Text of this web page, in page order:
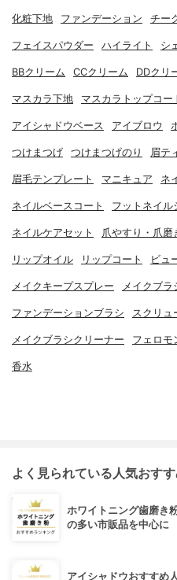
化粧下地 ファンデーション チー
フェイスパウダー ハイライト シ
BBクリーム CCクリーム DDクリ
マスカラ下地 マスカラトップコー
アイシャドウベース アイブロウ
つけまつげ つけまつげのり 眉テ
眉毛テンプレート マニキュア ネ
ネイルベースコート フットネイル
ネイルケアセット 爪やすり・爪磨
リップオイル リップコート ビュ
メイクキープスプレー メイクブラ
ファンデーションブラシ スクリュ
メイクブラシクリーナー フェロモ
香水
よく見られている人気おす
ホワイトニング歯磨き
の多い市販品を中心に
アイシャドウおすすめ